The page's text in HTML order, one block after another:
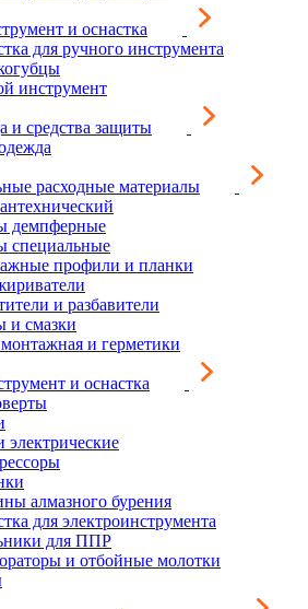
и оснастка
для ручного инструмента
инструмент
и средства защиты
расходные материалы
демпферные
специальные
профили и планки
и разбавители
и смазки
и герметики
и оснастка
электрические
алмазного бурения
для электроинструмента
для ППР
и отбойные молотки